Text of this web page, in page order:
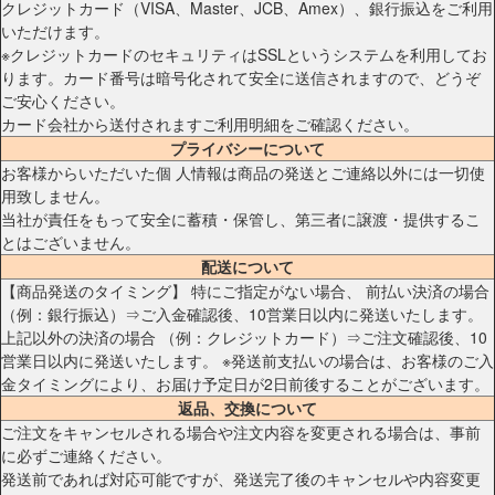
クレジットカード（VISA、Master、JCB、Amex）、銀行振込をご利用
いただけます。
※クレジットカードのセキュリティはSSLというシステムを利用してお
ります。カード番号は暗号化されて安全に送信されますので、どうぞ
ご安心ください。
カード会社から送付されますご利用明細をご確認ください。
プライバシーについて
お客様からいただいた個 人情報は商品の発送とご連絡以外には一切使
用致しません。
当社が責任をもって安全に蓄積・保管し、第三者に譲渡・提供するこ
とはございません。
配送について
【商品発送のタイミング】 特にご指定がない場合、 前払い決済の場合
（例：銀行振込）⇒ご入金確認後、10営業日以内に発送いたします。
上記以外の決済の場合 （例：クレジットカード）⇒ご注文確認後、10
営業日以内に発送いたします。 ※発送前支払いの場合は、お客様のご入
金タイミングにより、お届け予定日が2日前後することがございます。
返品、交換について
ご注文をキャンセルされる場合や注文内容を変更される場合は、事前
に必ずご連絡ください。
発送前であれば対応可能ですが、発送完了後のキャンセルや内容変更